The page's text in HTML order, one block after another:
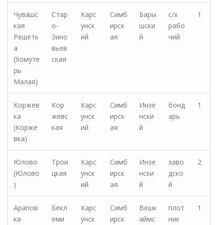
Чувашс
кая
Решетк
а
(Хомуте
рь
Малая)
Стар
о-
Зино
вьев
ская
Карс
унск
ий
Симб
ирск
ая
Бары
шски
й
с/х
рабо
чий
1
Коржев
ка
(Корже
вка)
Кор
жевс
кая
Карс
унск
ий
Симб
ирск
ая
Инзе
нски
й
бонд
арь
1
Юлово
(Юлово
)
Трои
цкая
Карс
унск
ий
Симб
ирск
ая
Инзе
нски
й
заво
дско
й
2
Арапов
ка
Бекл
еми
Карс
унск
Симб
ирск
Вешк
аймс
плот
ник
1